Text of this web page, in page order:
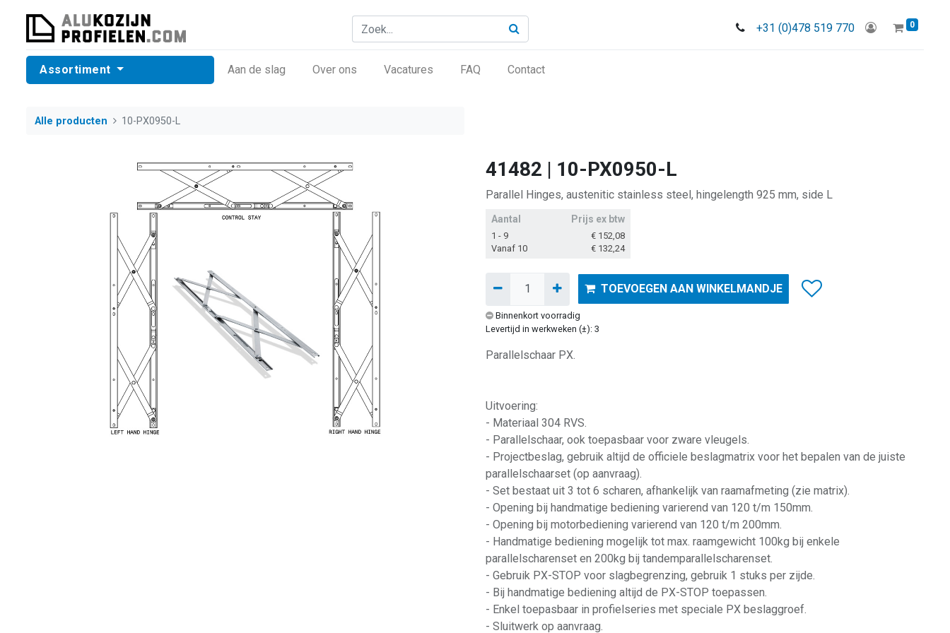
+31 (0)478 519 770 0
Assortiment ​Aan de slag Over ons Vacatures FAQ Contact
Alle producten 10-PX0950-L
41482 | 10-PX0950-L
Parallel Hinges, austenitic stainless steel, hingelength 925 mm, side L
Aantal Prijs ex btw
1 - 9 € 152,08
Vanaf 10
€ 132,24
TOEVOEGEN AAN WINKELMANDJE
Binnenkort voorradig
Levertijd in werkweken (±): 3
Parallelschaar PX.
Uitvoering:
- Materiaal 304 RVS.
- Parallelschaar, ook toepasbaar voor zware vleugels.
- Projectbeslag, gebruik altijd de officiele beslagmatrix voor het bepalen van de juiste
parallelschaarset (op aanvraag).
- Set bestaat uit 3 tot 6 scharen, afhankelijk van raamafmeting (zie matrix).
- Opening bij handmatige bediening varierend van 120 t/m 150mm.
- Opening bij motorbediening varierend van 120 t/m 200mm.
- Handmatige bediening mogelijk tot max. raamgewicht 100kg bij enkele
parallelscharenset en 200kg bij tandemparallelscharenset.
- Gebruik PX-STOP voor slagbegrenzing, gebruik 1 stuks per zijde.
- Bij handmatige bediening altijd de PX-STOP toepassen.
- Enkel toepasbaar in profielseries met speciale PX beslaggroef.
- Sluitwerk op aanvraag.